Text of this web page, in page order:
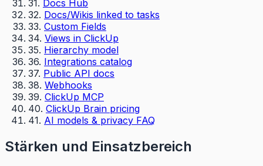
31. Docs Hub
32. Docs/Wikis linked to tasks
33. Custom Fields
34. Views in ClickUp
35. Hierarchy model
36. Integrations catalog
37. Public API docs
38. Webhooks
39. ClickUp MCP
40. ClickUp Brain pricing
41. AI models & privacy FAQ
Stärken und Einsatzbereich